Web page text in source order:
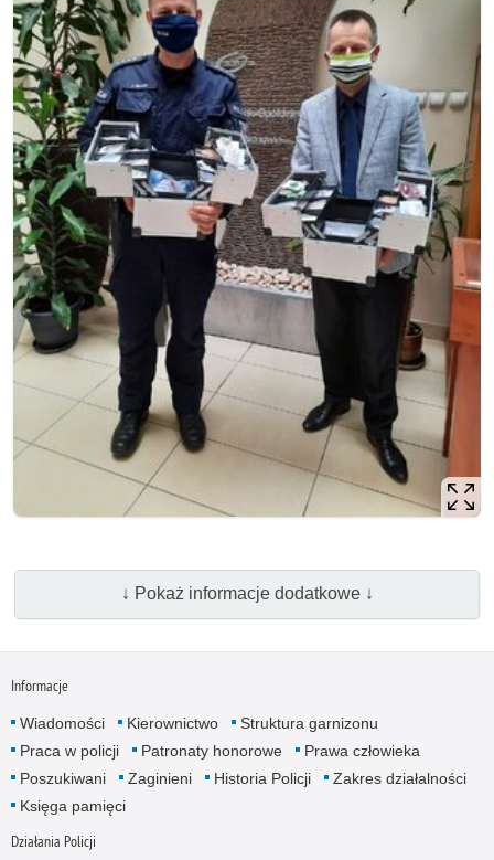
↓ Pokaż informacje dodatkowe ↓
Informacje
Wiadomości Kierownictwo
Struktura garnizonu
Praca w policji
Patronaty honorowe
Prawa człowieka
Poszukiwani
Zaginieni Historia Policji
Zakres działalności
Księga pamięci
Działania Policji